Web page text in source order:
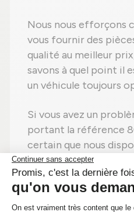
Nous nous efforçons
vous fournir des
qualité au meilleur
savons à quel point il
un véhicule toujours
Si vous avez un
portant la référence
certain que nous
cartouche CHRA
Alors n'attendez plus !
d'un cartouche CHRA